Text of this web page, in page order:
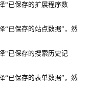
“已保存的扩展程序数
“已保存的站点数据”，然
“已保存的搜索历史记
“已保存的表单数据”，然